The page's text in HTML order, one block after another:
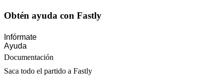
Obtén ayuda con Fastly
Infórmate
Ayuda
Documentación
Saca todo el partido a Fastly